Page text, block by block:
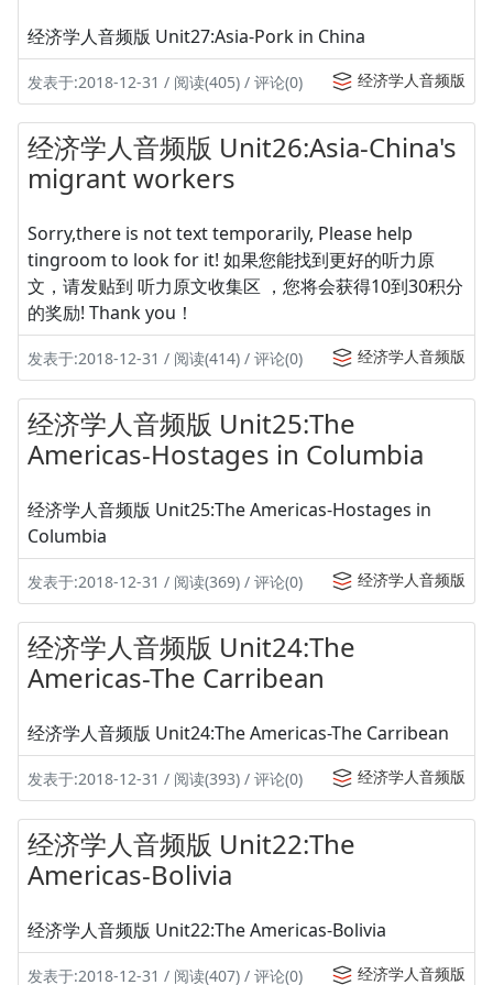
经济学人音频版 Unit27:Asia-Pork in China
发表于:2018-12-31 / 阅读(405) / 评论(0) 经济学人音频版
经济学人音频版 Unit26:Asia-China's
migrant workers
Sorry,there is not text temporarily, Please help
tingroom to look for it! 如果您能找到更好的听力原
文，请发贴到 听力原文收集区 ，您将会获得10到30积分
的奖励! Thank you！
发表于:2018-12-31 / 阅读(414) / 评论(0) 经济学人音频版
经济学人音频版 Unit25:The
Americas-Hostages in Columbia
经济学人音频版 Unit25:The Americas-Hostages in
Columbia
发表于:2018-12-31 / 阅读(369) / 评论(0) 经济学人音频版
经济学人音频版 Unit24:The
Americas-The Carribean
经济学人音频版 Unit24:The Americas-The Carribean
发表于:2018-12-31 / 阅读(393) / 评论(0) 经济学人音频版
经济学人音频版 Unit22:The
Americas-Bolivia
经济学人音频版 Unit22:The Americas-Bolivia
发表于:2018-12-31 / 阅读(407) / 评论(0) 经济学人音频版